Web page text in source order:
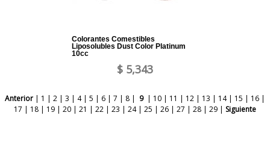
Colorantes Comestibles
Liposolubles Dust Color Platinum
10cc
$ 5,343
Anterior | 1 | 2 | 3 | 4| 5 | 6 | 7 | 8 | 9 | 10 | 11 | 12 | 13 | 14| 15 | 16 |
17 | 18 | 19 | 20 | 21 | 22 | 23 | 24| 25 | 26 | 27 | 28 | 29 | Siguiente